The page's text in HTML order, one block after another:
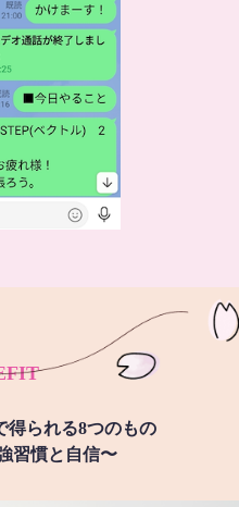
得られる8つのもの
習慣と自信〜